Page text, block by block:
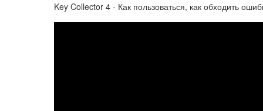
Key Collector 4 - Как пользоваться, как обходить